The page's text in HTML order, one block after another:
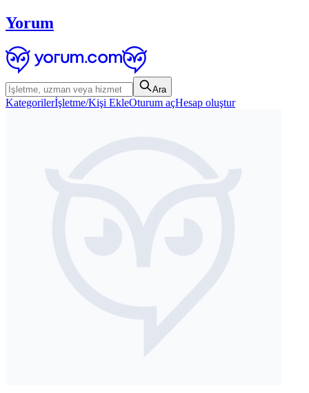
Yorum
Ara
Kategorilerİşletme/Kişi EkleOturum açHesap oluştur